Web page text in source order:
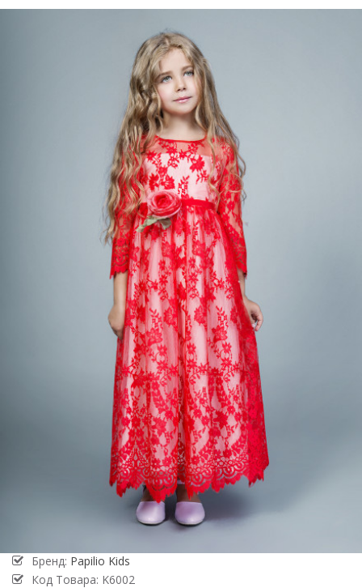
Бренд: Papilio Kids
Код Товара: K6002